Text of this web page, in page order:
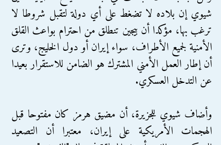
شيوي إن بلاده لا تضغط على أي دولة لتقبل شروطا لا
ترغب بها، مؤكدا أن بيجين تنطلق من احترام بواعث القلق
الأمنية لجميع الأطراف، سواء إيران أو دول الخليج، وترى
أن إطار العمل الأمني المشترك هو الضامن للاستقرار بعيدا
عن التدخل العسكري.
وأضاف شيوي للجزيرة، أن مضيق هرمز كان مفتوحا قبل
الهجمات الأمريكية على إيران، معتبرا أن التصعيد